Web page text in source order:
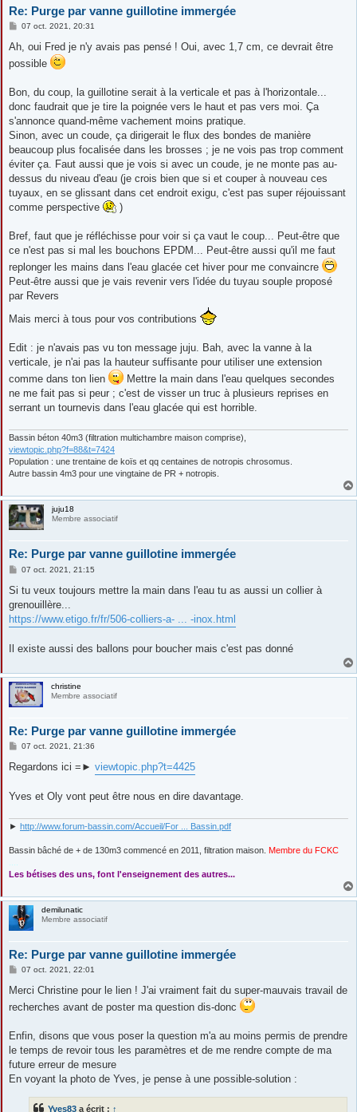
Re: Purge par vanne guillotine immergée
M
s
a
07 oct. 2021, 20:31
Ah, oui Fred je n'y avais pas pensé ! Oui, avec 1,7 cm, ce devrait être
possible
Bon, du coup, la guillotine serait à la verticale et pas à l'horizontale...
donc faudrait que je tire la poignée vers le haut et pas vers moi. Ça
s'annonce quand-même vachement moins pratique.
Sinon, avec un coude, ça dirigerait le flux des bondes de manière
beaucoup plus focalisée dans les brosses ; je ne vois pas trop comment
éviter ça. Faut aussi que je vois si avec un coude, je ne monte pas au-
dessus du niveau d'eau (je crois bien que si et couper à nouveau ces
tuyaux, en se glissant dans cet endroit exigu, c'est pas super réjouissant
comme perspective
)
Bref, faut que je réfléchisse pour voir si ça vaut le coup... Peut-être que
ce n'est pas si mal les bouchons EPDM... Peut-être aussi qu'il me faut
replonger les mains dans l'eau glacée cet hiver pour me convaincre
Peut-être aussi que je vais revenir vers l'idée du tuyau souple proposé
par Revers
Mais merci à tous pour vos contributions
Edit : je n'avais pas vu ton message juju. Bah, avec la vanne à la
verticale, je n'ai pas la hauteur suffisante pour utiliser une extension
comme dans ton lien
Mettre la main dans l'eau quelques secondes
ne me fait pas si peur ; c'est de visser un truc à plusieurs reprises en
serrant un tournevis dans l'eau glacée qui est horrible.
Bassin béton 40m3 (filtration multichambre maison comprise),
viewtopic.php?f=88&t=7424
Population : une trentaine de koïs et qq centaines de notropis chrosomus.
Autre bassin 4m3 pour une vingtaine de PR + notropis.
juju18
Membre associatif
Re: Purge par vanne guillotine immergée
M
s
a
g
e
07 oct. 2021, 21:15
Si tu veux toujours mettre la main dans l'eau tu as aussi un collier à
grenouillère...
https://www.etigo.fr/fr/506-colliers-a- ... -inox.html
Il existe aussi des ballons pour boucher mais c'est pas donné
christine
Membre associatif
Re: Purge par vanne guillotine immergée
M
s
g
e
07 oct. 2021, 21:36
Regardons ici =► viewtopic.php?t=4425
Yves et Oly vont peut être nous en dire davantage.
► http://www.forum-bassin.com/Accueil/For ... Bassin.pdf
Bassin bâché de + de 130m3 commencé en 2011, filtration maison. Membre du FCKC
Les bétises des uns, font l'enseignement des autres...
demilunatic
Membre associatif
Re: Purge par vanne guillotine immergée
M
s
a
07 oct. 2021, 22:01
Merci Christine pour le lien ! J'ai vraiment fait du super-mauvais travail de
recherches avant de poster ma question dis-donc
Enfin, disons que vous poser la question m'a au moins permis de prendre
le temps de revoir tous les paramètres et de me rendre compte de ma
future erreur de mesure
En voyant la photo de Yves, je pense à une possible-solution :
Yves83 a écrit : ↑